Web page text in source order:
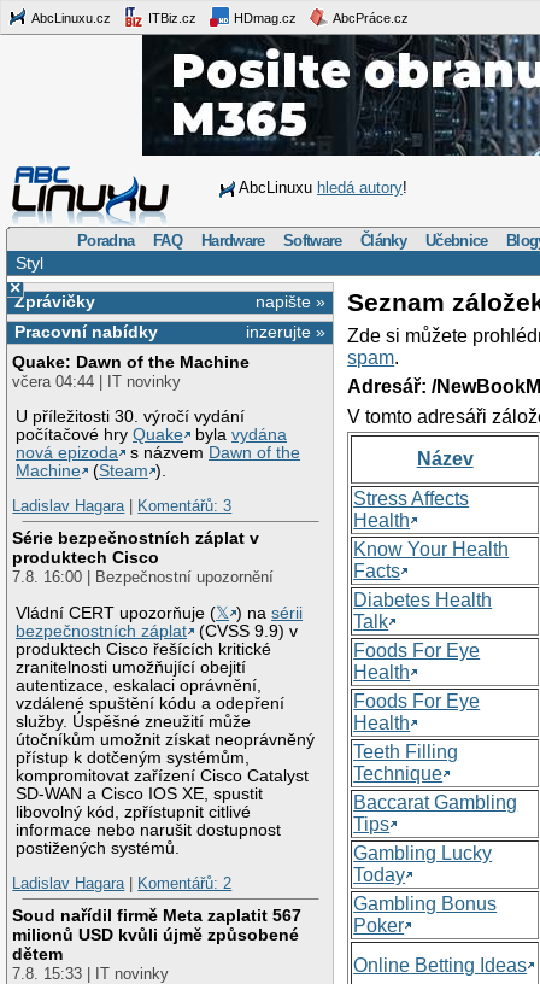
AbcLinuxu.cz ITBiz.cz HDmag.cz AbcPráce.cz
AbcLinuxu hledá autory!
Poradna FAQ Hardware Software Články Učebnice
Styl
×
napište »
Zprávičky
inzerujte »
Pracovní nabídky
Quake: Dawn of the Machine
včera 04:44 | IT novinky
U příležitosti 30. výročí vydání
počítačové hryQuake bylavydána
nová epizoda
s názvem Dawn of the
Machine
(Steam ).
Ladislav Hagara| Komentářů: 3
Série bezpečnostních záplat v
produktech Cisco
7.8. 16:00 | Bezpečnostní upozornění
Vládní CERT upozorňuje (𝕏 ) nasérii
bezpečnostních záplat
(CVSS 9.9) v
produktech Cisco řešících kritické
zranitelnosti umožňující obejití
autentizace, eskalaci oprávnění,
vzdálené spuštění kódu a odepření
služby. Úspěšné zneužití může
útočníkům umožnit získat neoprávněný
přístup k dotčeným systémům,
kompromitovat zařízení Cisco Catalyst
SD-WAN a Cisco IOS XE, spustit
libovolný kód, zpřístupnit citlivé
informace nebo narušit dostupnost
postižených systémů.
Ladislav Hagara| Komentářů: 2
Soud nařídil firmě Meta zaplatit 567
milionů USD kvůli újmě způsobené
dětem
7.8. 15:33 | IT novinky
Seznam
Zde si můžete
spam.
Adresář: /
V tomto adresáři
Název
Stress Affects
Health
Know Your Health
Facts
Diabetes Health
Talk
Foods For Eye
Health
Foods For Eye
Health
Teeth Filling
Technique
Baccarat Gambling
Tips
Gambling Lucky
Today
Gambling Bonus
Poker
Online Betting Ideas